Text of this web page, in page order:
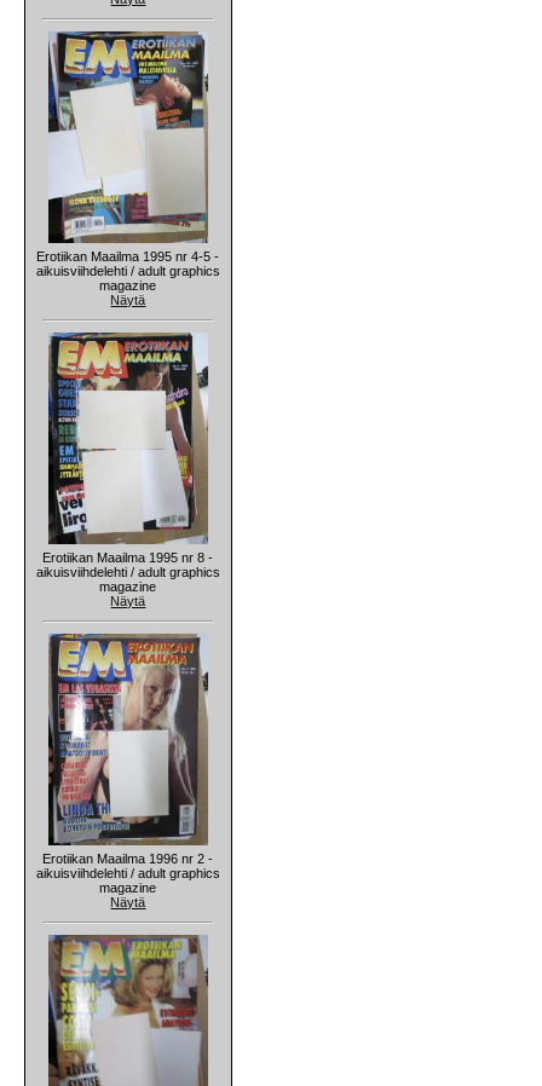
Erotiikan Maailma 1995 nr 4-5 -
aikuisviihdelehti / adult graphics
magazine
Näytä
Erotiikan Maailma 1995 nr 8 -
aikuisviihdelehti / adult graphics
magazine
Näytä
Erotiikan Maailma 1996 nr 2 -
aikuisviihdelehti / adult graphics
magazine
Näytä